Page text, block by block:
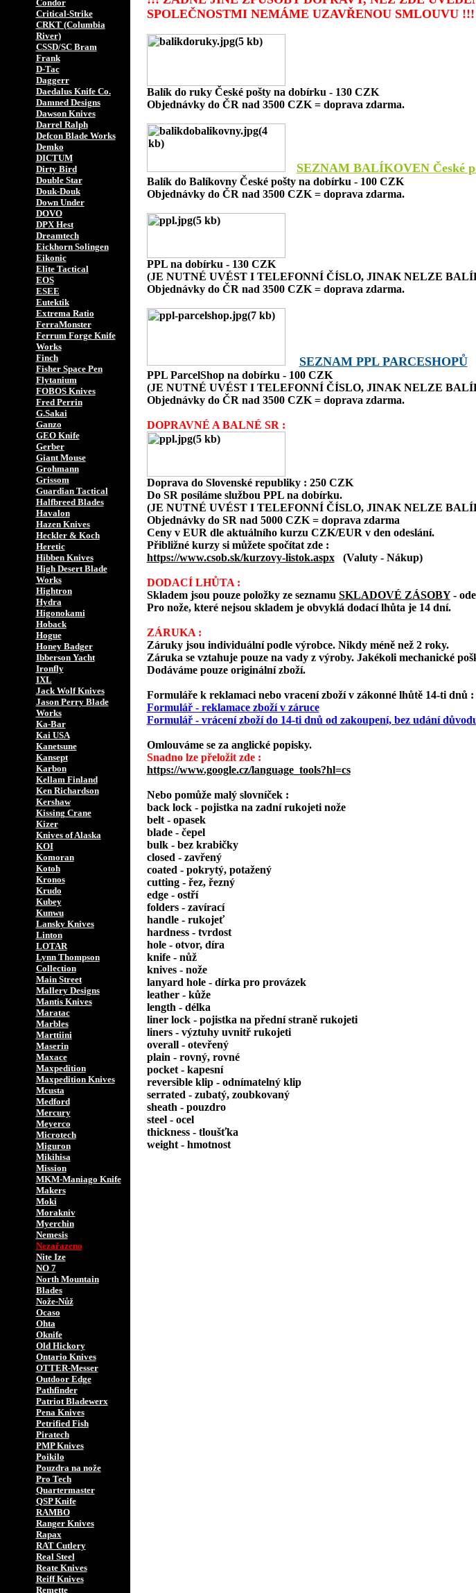
Condor
Critical-Strike
CRKT (Columbia
River)
CSSD/SC Bram
Frank
D-Tac
Daggerr
Daedalus Knife Co.
Damned Designs
Dawson Knives
Darrel Ralph
Defcon Blade Works
Demko
DICTUM
Dirty Bird
Double Star
Douk-Douk
Down Under
DOVO
DPX Hest
Dreamtech
Eickhorn Solingen
Eikonic
Elite Tactical
EOS
ESEE
Eutektik
Extrema Ratio
FerraMonster
Ferrum Forge Knife
Works
Finch
Fisher Space Pen
Flytanium
FOBOS Knives
Fred Perrin
G.Sakai
Ganzo
GEO Knife
Gerber
Giant Mouse
Grohmann
Grissom
Guardian Tactical
Halfbreed Blades
Havalon
Hazen Knives
Heckler & Koch
Heretic
Hibben Knives
High Desert Blade
Works
Hightron
Hydra
Higonokami
Hoback
Hogue
Honey Badger
Ibberson Yacht
Ironfly
IXL
Jack Wolf Knives
Jason Perry Blade
Works
Ka-Bar
Kai USA
Kanetsune
Kansept
Karbon
Kellam Finland
Ken Richardson
Kershaw
Kissing Crane
Kizer
Knives of Alaska
KOI
Komoran
Kotoh
Kronos
Krudo
Kubey
Kunwu
Lansky Knives
Linton
LOTAR
Lynn Thompson
Collection
Main Street
Mallery Designs
Mantis Knives
Maratac
Marbles
Marttiini
Maserin
Maxace
Maxpedition
Maxpedition Knives
Mcusta
Medford
Mercury
Meyerco
Microtech
Miguron
Mikihisa
Mission
MKM-Maniago Knife
Makers
Moki
Morakniv
Myerchin
Nemesis
Nezařazeno
Nite Ize
NO 7
North Mountain
Blades
Nože-Nůž
Ocaso
Ohta
Oknife
Old Hickory
Ontario Knives
OTTER-Messer
Outdoor Edge
Pathfinder
Patriot Bladewerx
Pena Knives
Petrified Fish
Piratech
PMP Knives
Poikilo
Pouzdra na nože
Pro Tech
Quartermaster
QSP Knife
RAMBO
Ranger Knives
Rapax
RAT Cutlery
Real Steel
Reate Knives
Reiff Knives
Remette
SPOLEČNOSTMI NEMÁME UZAVŘENOU SMLOUVU !!!
Balík do ruky České pošty na dobírku - 130 CZK
Objednávky do ČR nad 3500 CZK = doprava zdarma.
SEZNAM BALÍKOVEN České
Balík do Balíkovny České pošty na dobírku - 100 CZK
Objednávky do ČR nad 3500 CZK = doprava zdarma.
PPL na dobírku - 130 CZK
(JE NUTNÉ UVÉST I TELEFONNÍ ČÍSLO, JINAK NELZE
Objednávky do ČR nad 3500 CZK = doprava zdarma.
SEZNAM PPL PARCESHOPŮ
PPL ParcelShop na dobírku - 100 CZK
(JE NUTNÉ UVÉST I TELEFONNÍ ČÍSLO, JINAK NELZE
Objednávky do ČR nad 3500 CZK = doprava zdarma.
DOPRAVNÉ A BALNÉ SR :
Doprava do Slovenské republiky : 250 CZK
Do SR posíláme službou PPL na dobírku.
(JE NUTNÉ UVÉST I TELEFONNÍ ČÍSLO, JINAK NELZE
Objednávky do SR nad 5000 CZK = doprava zdarma
Ceny v EUR dle aktuálního kurzu CZK/EUR v den odeslání.
Přibližné kurzy si můžete spočítat zde :
https://www.csob.sk/kurzovy-listok.aspx
(Valuty - Nákup)
DODACÍ LHŮTA :
Skladem jsou pouze položky ze seznamu SKLADOVÉ ZÁSOBY -
Pro nože, které nejsou skladem je obvyklá dodací lhůta je 14 dní.
ZÁRUKA :
Záruky jsou individuální podle výrobce. Nikdy méně než 2 roky.
Záruka se vztahuje pouze na vady z výroby. Jakékoli mechanické
Dodáváme pouze originální zboží.
Formuláře k reklamaci nebo vracení zboží v zákonné lhůtě 14-ti dnů :
Formulář - reklamace zboží v záruce
Formulář - vrácení zboží do 14-ti dnů od zakoupení, bez udání
Omlouváme se za anglické popisky.
Snadno lze přeložit zde :
https://www.google.cz/language_tools?hl=cs
Nebo pomůže malý slovníček :
back lock - pojistka na zadní rukojeti nože
belt - opasek
blade - čepel
bulk - bez krabičky
closed - zavřený
coated - pokrytý, potažený
cutting - řez, řezný
edge - ostří
folders - zavírací
handle - rukojeť
hardness - tvrdost
hole - otvor, díra
knife - nůž
knives - nože
lanyard hole - dírka pro provázek
leather - kůže
length - délka
liner lock - pojistka na přední straně rukojeti
liners - výztuhy uvnitř rukojeti
overall - otevřený
plain - rovný, rovné
pocket - kapesní
reversible klip - odnímatelný klip
serrated - zubatý, zoubkovaný
sheath - pouzdro
steel - ocel
thickness - tloušťka
weight - hmotnost